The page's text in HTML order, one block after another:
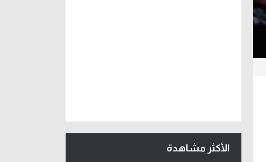
الأكثر مشاهدة